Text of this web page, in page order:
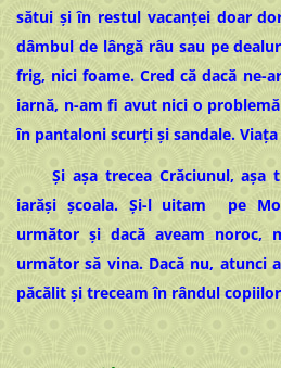
sătui și în restul vacanței doar
dâmbul de lângă râu sau pe
frig, nici foame. Cred că dacă ne-
iarnă, n-am fi avut nici o
în pantaloni scurți și sandale.
Și așa trecea Crăciunul, așa
iarăși școala. Și-l uitam pe
următor și dacă aveam noroc,
următor să vina. Dacă nu, atunci
păcălit și treceam în rândul